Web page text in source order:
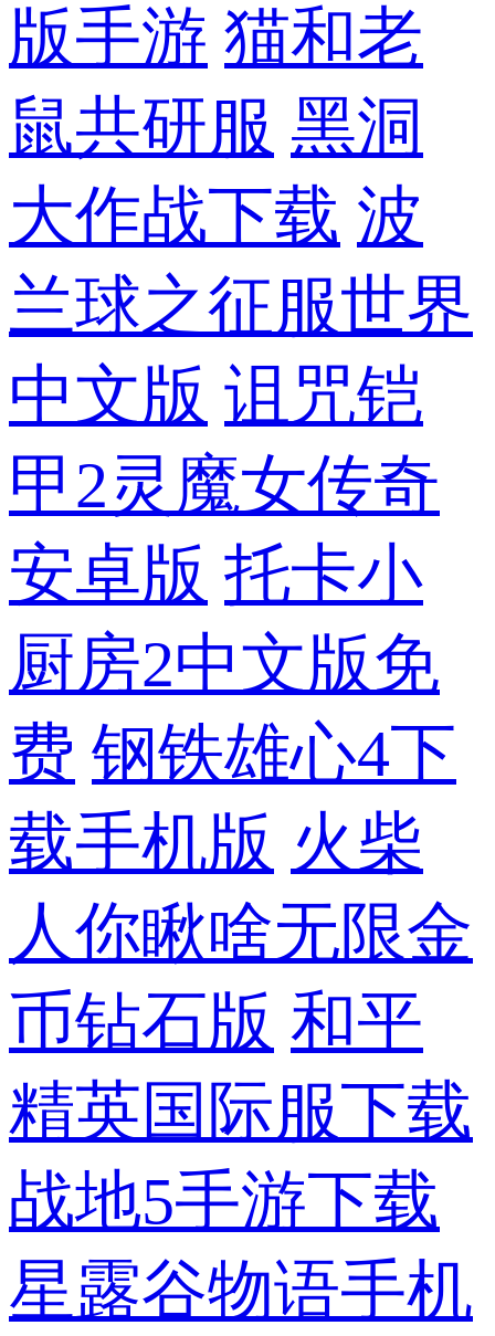
版手游 猫和老
鼠共研服 黑洞
大作战下载 波
兰球之征服世界
中文版 诅咒铠
甲2灵魔女传奇
安卓版 托卡小
厨房2中文版免
费 钢铁雄心4下
载手机版 火柴
人你瞅啥无限金
币钻石版 和平
精英国际服下载
战地5手游下载
星露谷物语手机